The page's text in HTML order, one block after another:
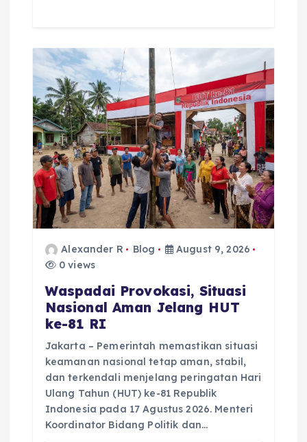
Alexander R Blog
August 9, 2026
0 views
Waspadai Provokasi, Situasi
Nasional Aman Jelang HUT
ke-81 RI
Jakarta – Pemerintah memastikan situasi
keamanan nasional tetap aman, stabil,
dan terkendali menjelang peringatan Hari
Ulang Tahun (HUT) ke-81 Republik
Indonesia pada 17 Agustus 2026. Menteri
Koordinator Bidang Politik dan…